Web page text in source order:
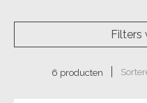
Filters
6 producten